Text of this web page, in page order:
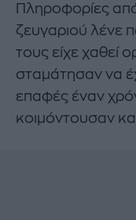
Πληροφορίες
ζευγαριού λένε
τους είχε χαθεί
σταμάτησαν να
επαφές έναν
κοιμόντουσαν